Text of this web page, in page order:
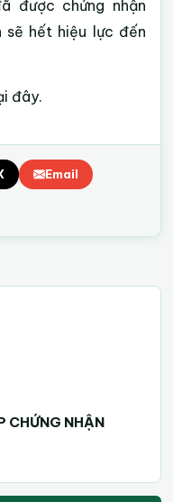
được chứng nhận
sẽ hết hiệu lực đến
đây.
Email
CHỨNG NHẬN